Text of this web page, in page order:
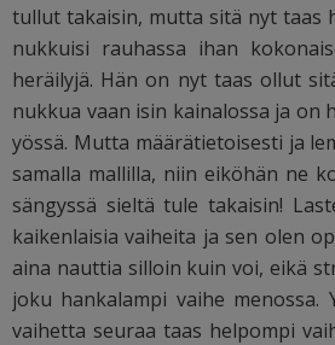
tullut takaisin, mutta sitä nyt taas
nukkuisi rauhassa ihan
heräilyjä. Hän on nyt taas ollut
nukkua vaan isin kainalossa ja on
yössä. Mutta määrätietoisesti ja
samalla mallilla, niin eiköhän ne
sängyssä sieltä tule takaisin!
kaikenlaisia vaiheita ja sen olen
aina nauttia silloin kuin voi, eikä
joku hankalampi vaihe menossa.
vaihetta seuraa taas helpompi